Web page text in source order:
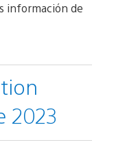
información de
2023